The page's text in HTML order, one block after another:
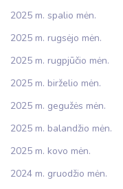
2025 m. spalio mėn.
2025 m. rugsėjo mėn.
2025 m. rugpjūčio mėn.
2025 m. birželio mėn.
2025 m. gegužės mėn.
2025 m. balandžio mėn.
2025 m. kovo mėn.
2024 m. gruodžio mėn.